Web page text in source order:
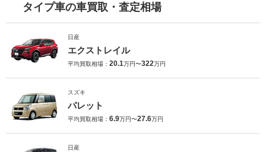
タイプ車の車買取・査定相場
日産
エクストレイル
平均買取相場： 20.1万円〜322万円
スズキ
パレット
平均買取相場： 6.9万円〜27.6万円
日産